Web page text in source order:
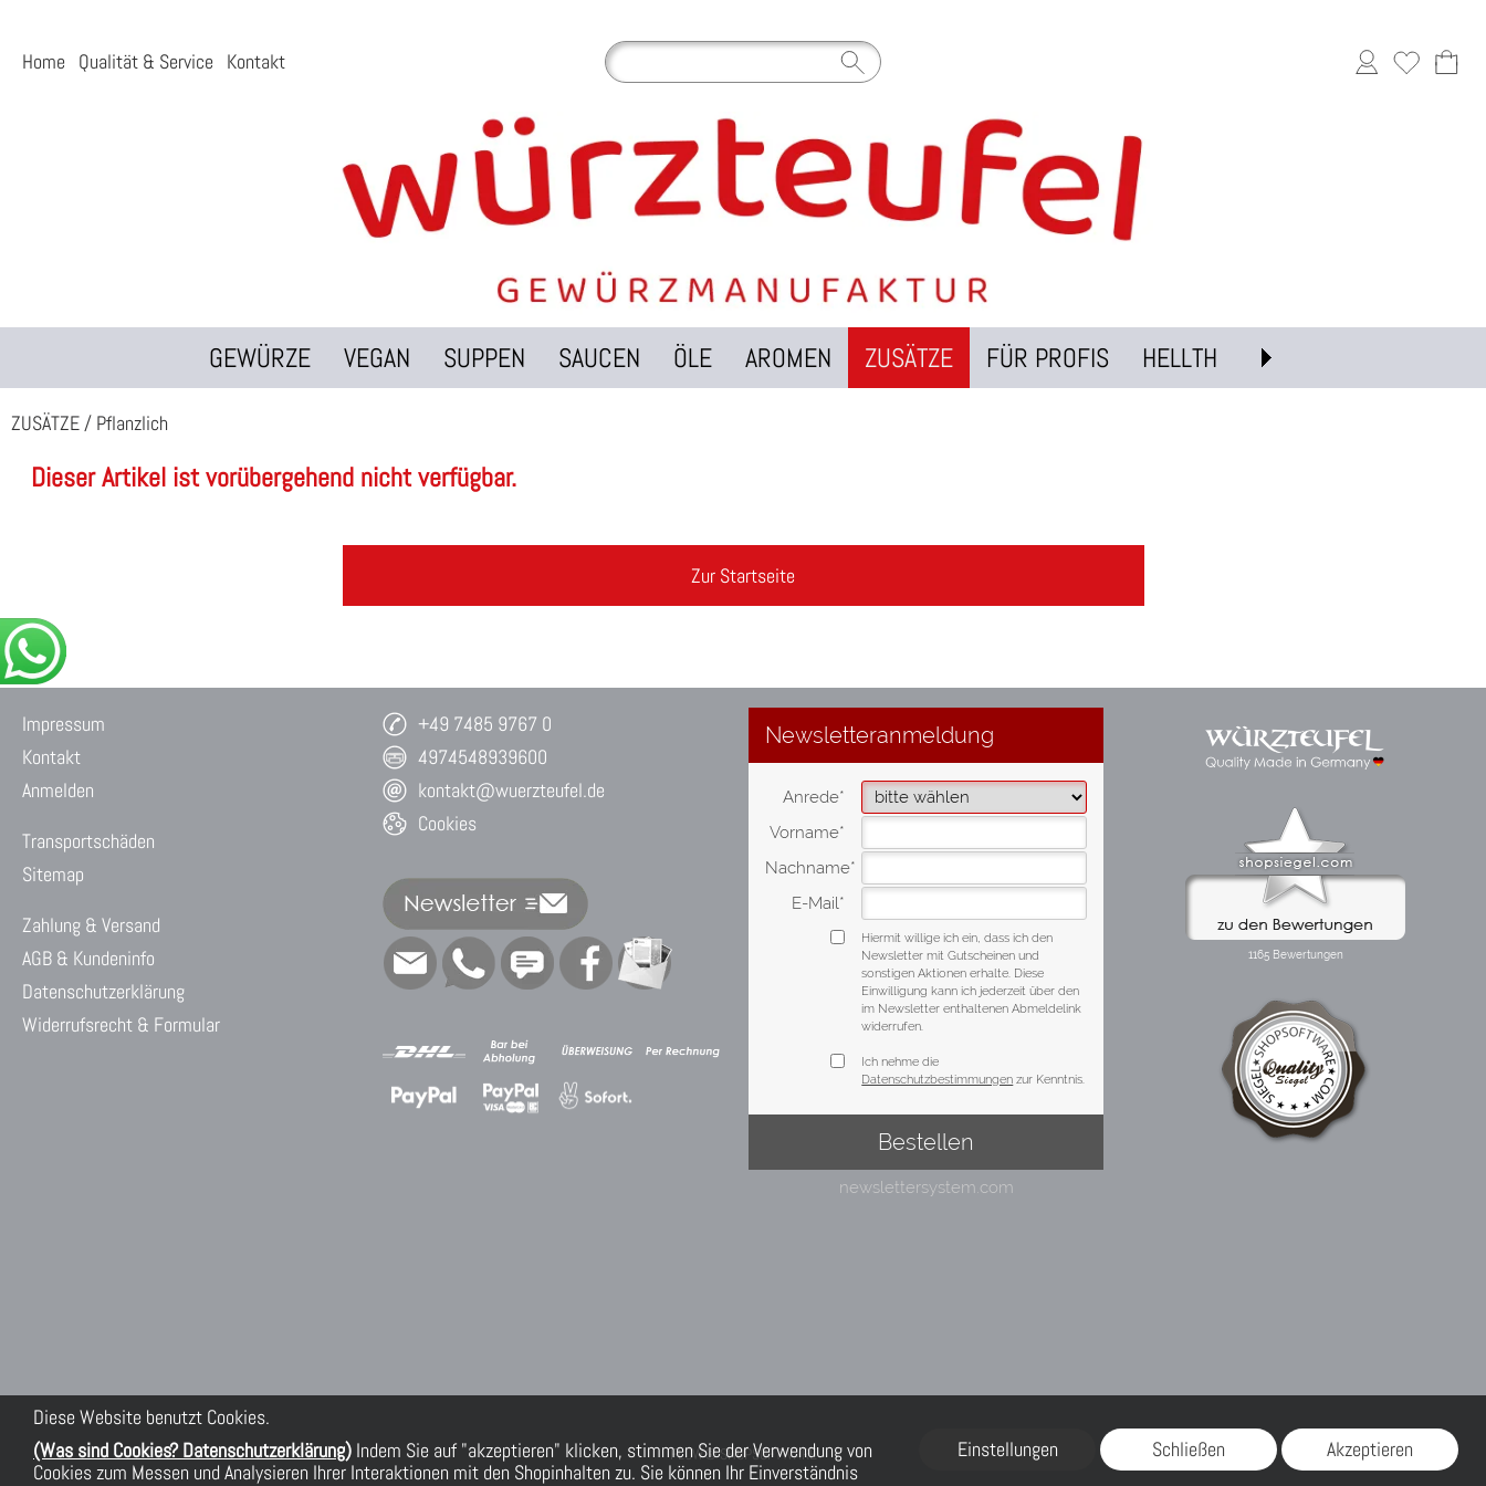
Diese Website benutzt Cookies.
(Was sind Cookies? Datenschutzerklärung) Indem Sie auf "akzeptieren" klicken, stimmen Sie der Verwendung von
Cookies zum Messen und Analysieren Ihrer Interaktionen mit den Shopinhalten zu. Sie können Ihr Einverständnis
Einstellungen Schließen Akzeptieren
Home Qualität & Service Kontakt
GEWÜRZE VEGAN SUPPEN SAUCEN ÖLE AROMEN ZUSÄTZE FÜR PROFIS HELLTH
ZUSÄTZE / Pflanzlich
Dieser Artikel ist vorübergehend nicht verfügbar.
Zur Startseite
Impressum
Kontakt
Anmelden
Transportschäden
Sitemap
Zahlung & Versand
AGB & Kundeninfo
Datenschutzerklärung
Widerrufsrecht & Formular
+49 7485 9767 0
4974548939600
kontakt@wuerzteufel.de
Cookies
FLOW® SHOPSOFTWARE